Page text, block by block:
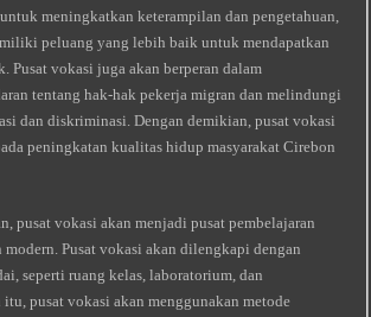
meningkatkan keterampilan dan pengetahuan,
peluang yang lebih baik untuk mendapatkan
Pusat vokasi juga akan berperan dalam
tentang hak-hak pekerja migran dan melindungi
dan diskriminasi. Dengan demikian, pusat vokasi
peningkatan kualitas hidup masyarakat Cirebon
pusat vokasi akan menjadi pusat pembelajaran
Pusat vokasi akan dilengkapi dengan
seperti ruang kelas, laboratorium, dan
itu, pusat vokasi akan menggunakan metode